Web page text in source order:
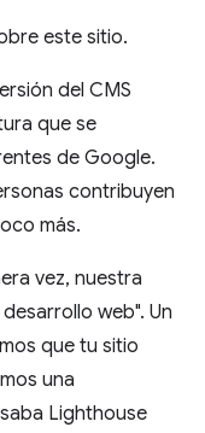
este sitio.
del CMS
que se
de Google.
contribuyen
más.
vez, nuestra
web". Un
que tu sitio
una
Lighthouse